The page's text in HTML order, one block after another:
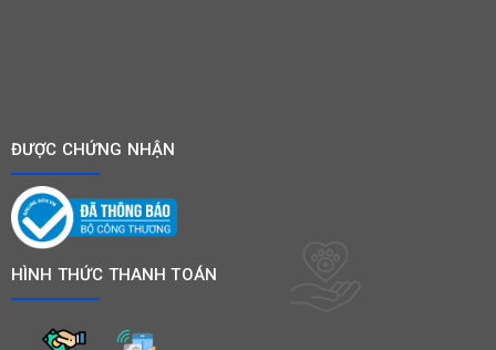
ĐƯỢC CHỨNG NHẬN
HÌNH THỨC THANH TOÁN